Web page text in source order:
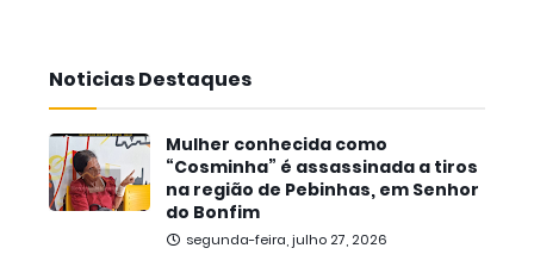
Noticias Destaques
Mulher conhecida como
“Cosminha” é assassinada a tiros
na região de Pebinhas, em Senhor
do Bonfim
segunda-feira, julho 27, 2026